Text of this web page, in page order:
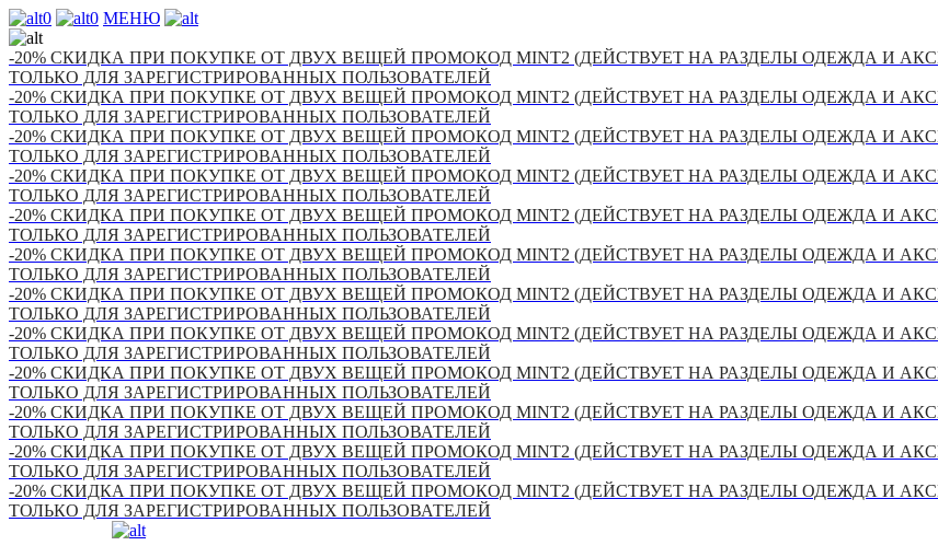
0 0 МЕНЮ
-20% СКИДКА ПРИ ПОКУПКЕ ОТ ДВУХ ВЕЩЕЙ ПРОМОКОД MINT2 (ДЕЙСТВУЕТ НА РАЗДЕЛЫ ОДЕЖДА И
ТОЛЬКО ДЛЯ ЗАРЕГИСТРИРОВАННЫХ ПОЛЬЗОВАТЕЛЕЙ
-20% СКИДКА ПРИ ПОКУПКЕ ОТ ДВУХ ВЕЩЕЙ ПРОМОКОД MINT2 (ДЕЙСТВУЕТ НА РАЗДЕЛЫ ОДЕЖДА И
ТОЛЬКО ДЛЯ ЗАРЕГИСТРИРОВАННЫХ ПОЛЬЗОВАТЕЛЕЙ
-20% СКИДКА ПРИ ПОКУПКЕ ОТ ДВУХ ВЕЩЕЙ ПРОМОКОД MINT2 (ДЕЙСТВУЕТ НА РАЗДЕЛЫ ОДЕЖДА И
ТОЛЬКО ДЛЯ ЗАРЕГИСТРИРОВАННЫХ ПОЛЬЗОВАТЕЛЕЙ
-20% СКИДКА ПРИ ПОКУПКЕ ОТ ДВУХ ВЕЩЕЙ ПРОМОКОД MINT2 (ДЕЙСТВУЕТ НА РАЗДЕЛЫ ОДЕЖДА И
ТОЛЬКО ДЛЯ ЗАРЕГИСТРИРОВАННЫХ ПОЛЬЗОВАТЕЛЕЙ
-20% СКИДКА ПРИ ПОКУПКЕ ОТ ДВУХ ВЕЩЕЙ ПРОМОКОД MINT2 (ДЕЙСТВУЕТ НА РАЗДЕЛЫ ОДЕЖДА И
ТОЛЬКО ДЛЯ ЗАРЕГИСТРИРОВАННЫХ ПОЛЬЗОВАТЕЛЕЙ
-20% СКИДКА ПРИ ПОКУПКЕ ОТ ДВУХ ВЕЩЕЙ ПРОМОКОД MINT2 (ДЕЙСТВУЕТ НА РАЗДЕЛЫ ОДЕЖДА И
ТОЛЬКО ДЛЯ ЗАРЕГИСТРИРОВАННЫХ ПОЛЬЗОВАТЕЛЕЙ
-20% СКИДКА ПРИ ПОКУПКЕ ОТ ДВУХ ВЕЩЕЙ ПРОМОКОД MINT2 (ДЕЙСТВУЕТ НА РАЗДЕЛЫ ОДЕЖДА И
ТОЛЬКО ДЛЯ ЗАРЕГИСТРИРОВАННЫХ ПОЛЬЗОВАТЕЛЕЙ
-20% СКИДКА ПРИ ПОКУПКЕ ОТ ДВУХ ВЕЩЕЙ ПРОМОКОД MINT2 (ДЕЙСТВУЕТ НА РАЗДЕЛЫ ОДЕЖДА И
ТОЛЬКО ДЛЯ ЗАРЕГИСТРИРОВАННЫХ ПОЛЬЗОВАТЕЛЕЙ
-20% СКИДКА ПРИ ПОКУПКЕ ОТ ДВУХ ВЕЩЕЙ ПРОМОКОД MINT2 (ДЕЙСТВУЕТ НА РАЗДЕЛЫ ОДЕЖДА И
ТОЛЬКО ДЛЯ ЗАРЕГИСТРИРОВАННЫХ ПОЛЬЗОВАТЕЛЕЙ
-20% СКИДКА ПРИ ПОКУПКЕ ОТ ДВУХ ВЕЩЕЙ ПРОМОКОД MINT2 (ДЕЙСТВУЕТ НА РАЗДЕЛЫ ОДЕЖДА И
ТОЛЬКО ДЛЯ ЗАРЕГИСТРИРОВАННЫХ ПОЛЬЗОВАТЕЛЕЙ
-20% СКИДКА ПРИ ПОКУПКЕ ОТ ДВУХ ВЕЩЕЙ ПРОМОКОД MINT2 (ДЕЙСТВУЕТ НА РАЗДЕЛЫ ОДЕЖДА И
ТОЛЬКО ДЛЯ ЗАРЕГИСТРИРОВАННЫХ ПОЛЬЗОВАТЕЛЕЙ
-20% СКИДКА ПРИ ПОКУПКЕ ОТ ДВУХ ВЕЩЕЙ ПРОМОКОД MINT2 (ДЕЙСТВУЕТ НА РАЗДЕЛЫ ОДЕЖДА И
ТОЛЬКО ДЛЯ ЗАРЕГИСТРИРОВАННЫХ ПОЛЬЗОВАТЕЛЕЙ